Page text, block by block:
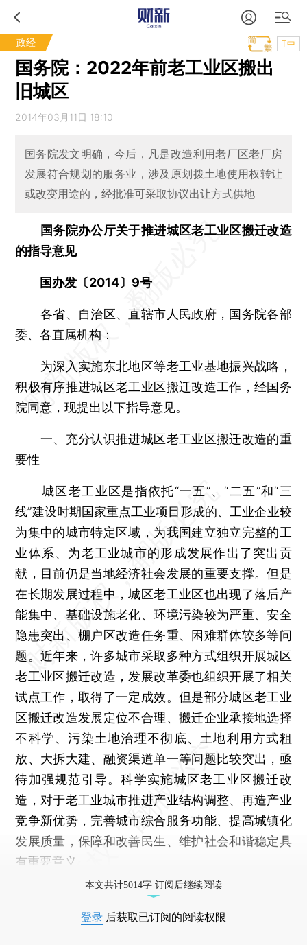
政经 T中
国务院：2022年前老工业区搬出
旧城区
2014年03月11日 18:10
国务院发文明确，今后，凡是改造利用老厂区老厂房
发展符合规划的服务业，涉及原划拨土地使用权转让
或改变用途的，经批准可采取协议出让方式供地
国务院办公厅关于推进城区老工业区搬迁改造
的指导意见
国办发〔2014〕9号
各省、自治区、直辖市人民政府，国务院各部
委、各直属机构：
为深入实施东北地区等老工业基地振兴战略，
积极有序推进城区老工业区搬迁改造工作，经国务
院同意，现提出以下指导意见。
一、充分认识推进城区老工业区搬迁改造的重
要性
城区老工业区是指依托“一五”、“二五”和“三
线”建设时期国家重点工业项目形成的、工业企业较
为集中的城市特定区域，为我国建立独立完整的工
业体系、为老工业城市的形成发展作出了突出贡
献，目前仍是当地经济社会发展的重要支撑。但是
在长期发展过程中，城区老工业区也出现了落后产
能集中、基础设施老化、环境污染较为严重、安全
隐患突出、棚户区改造任务重、困难群体较多等问
题。近年来，许多城市采取多种方式组织开展城区
老工业区搬迁改造，发展改革委也组织开展了相关
试点工作，取得了一定成效。但是部分城区老工业
区搬迁改造发展定位不合理、搬迁企业承接地选择
不科学、污染土地治理不彻底、土地利用方式粗
放、大拆大建、融资渠道单一等问题比较突出，亟
待加强规范引导。科学实施城区老工业区搬迁改
造，对于老工业城市推进产业结构调整、再造产业
竞争新优势，完善城市综合服务功能、提高城镇化
发展质量，保障和改善民生、维护社会和谐稳定具
有重要意义。
本文共计5014字 订阅后继续阅读
登录 后获取已订阅的阅读权限